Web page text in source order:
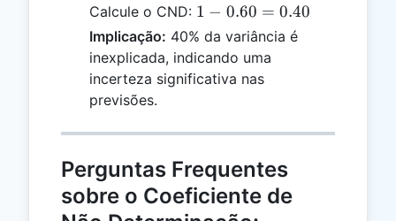
Calcule o CND: 1 -
0.60
=
0.40
1 − 0.60 = 0.40
Implicação: 40% da variância é
inexplicada, indicando uma
incerteza significativa nas
previsões.
Perguntas Frequentes
sobre o Coeficiente de